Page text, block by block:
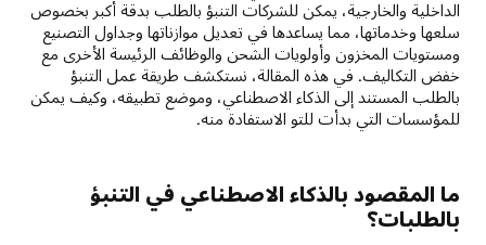
الداخلية والخارجية، يمكن للشركات التنبؤ بالطلب بدقة أكبر بخصوص
سلعها وخدماتها، مما يساعدها في تعديل موازناتها وجداول التصنيع
ومستويات المخزون وأولويات الشحن والوظائف الرئيسة الأخرى مع
خفض التكاليف. في هذه المقالة، نستكشف طريقة عمل التنبؤ
بالطلب المستند إلى الذكاء الاصطناعي، وموضع تطبيقه، وكيف يمكن
للمؤسسات التي بدأت للتو الاستفادة منه.
ما المقصود بالذكاء الاصطناعي في التنبؤ
بالطلبات؟